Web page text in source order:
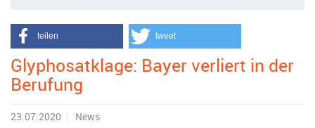
teilen tweet
Glyphosatklage: Bayer verliert in der
Berufung
23.07.2020
News